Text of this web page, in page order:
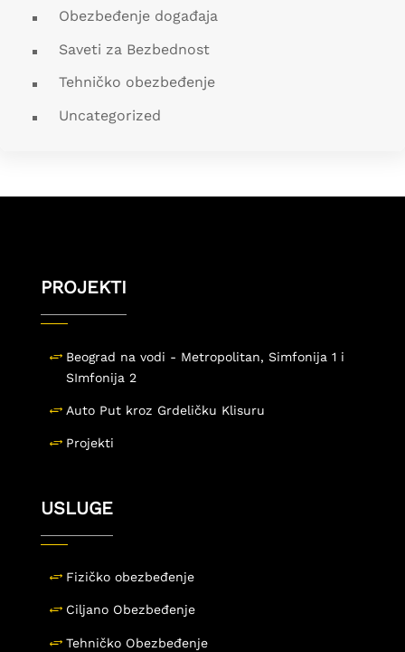
Obezbeđenje događaja
Saveti za Bezbednost
Tehničko obezbeđenje
Uncategorized
PROJEKTI
Beograd na vodi - Metropolitan, Simfonija 1 i
SImfonija 2
Auto Put kroz Grdeličku Klisuru
Projekti
USLUGE
Fizičko obezbeđenje
Ciljano Obezbeđenje
Tehničko Obezbeđenje